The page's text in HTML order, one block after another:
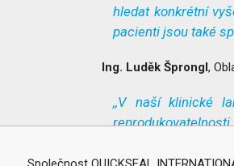
hledat konkrétní
pacienti jsou také
Ing. Luděk Šprongl,
,,V naší klinické
odbornostem –